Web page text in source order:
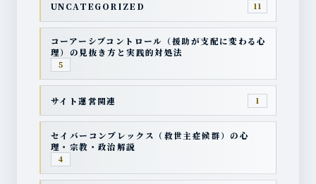
UNCATEGORIZED 11
コーアーシブコントロール（援助が支配に変わる心
理）の見抜き方と実践的対処法
5
サイト運営関連 1
セイバーコンプレックス（救世主症候群）の心
理・宗教・政治解説
4